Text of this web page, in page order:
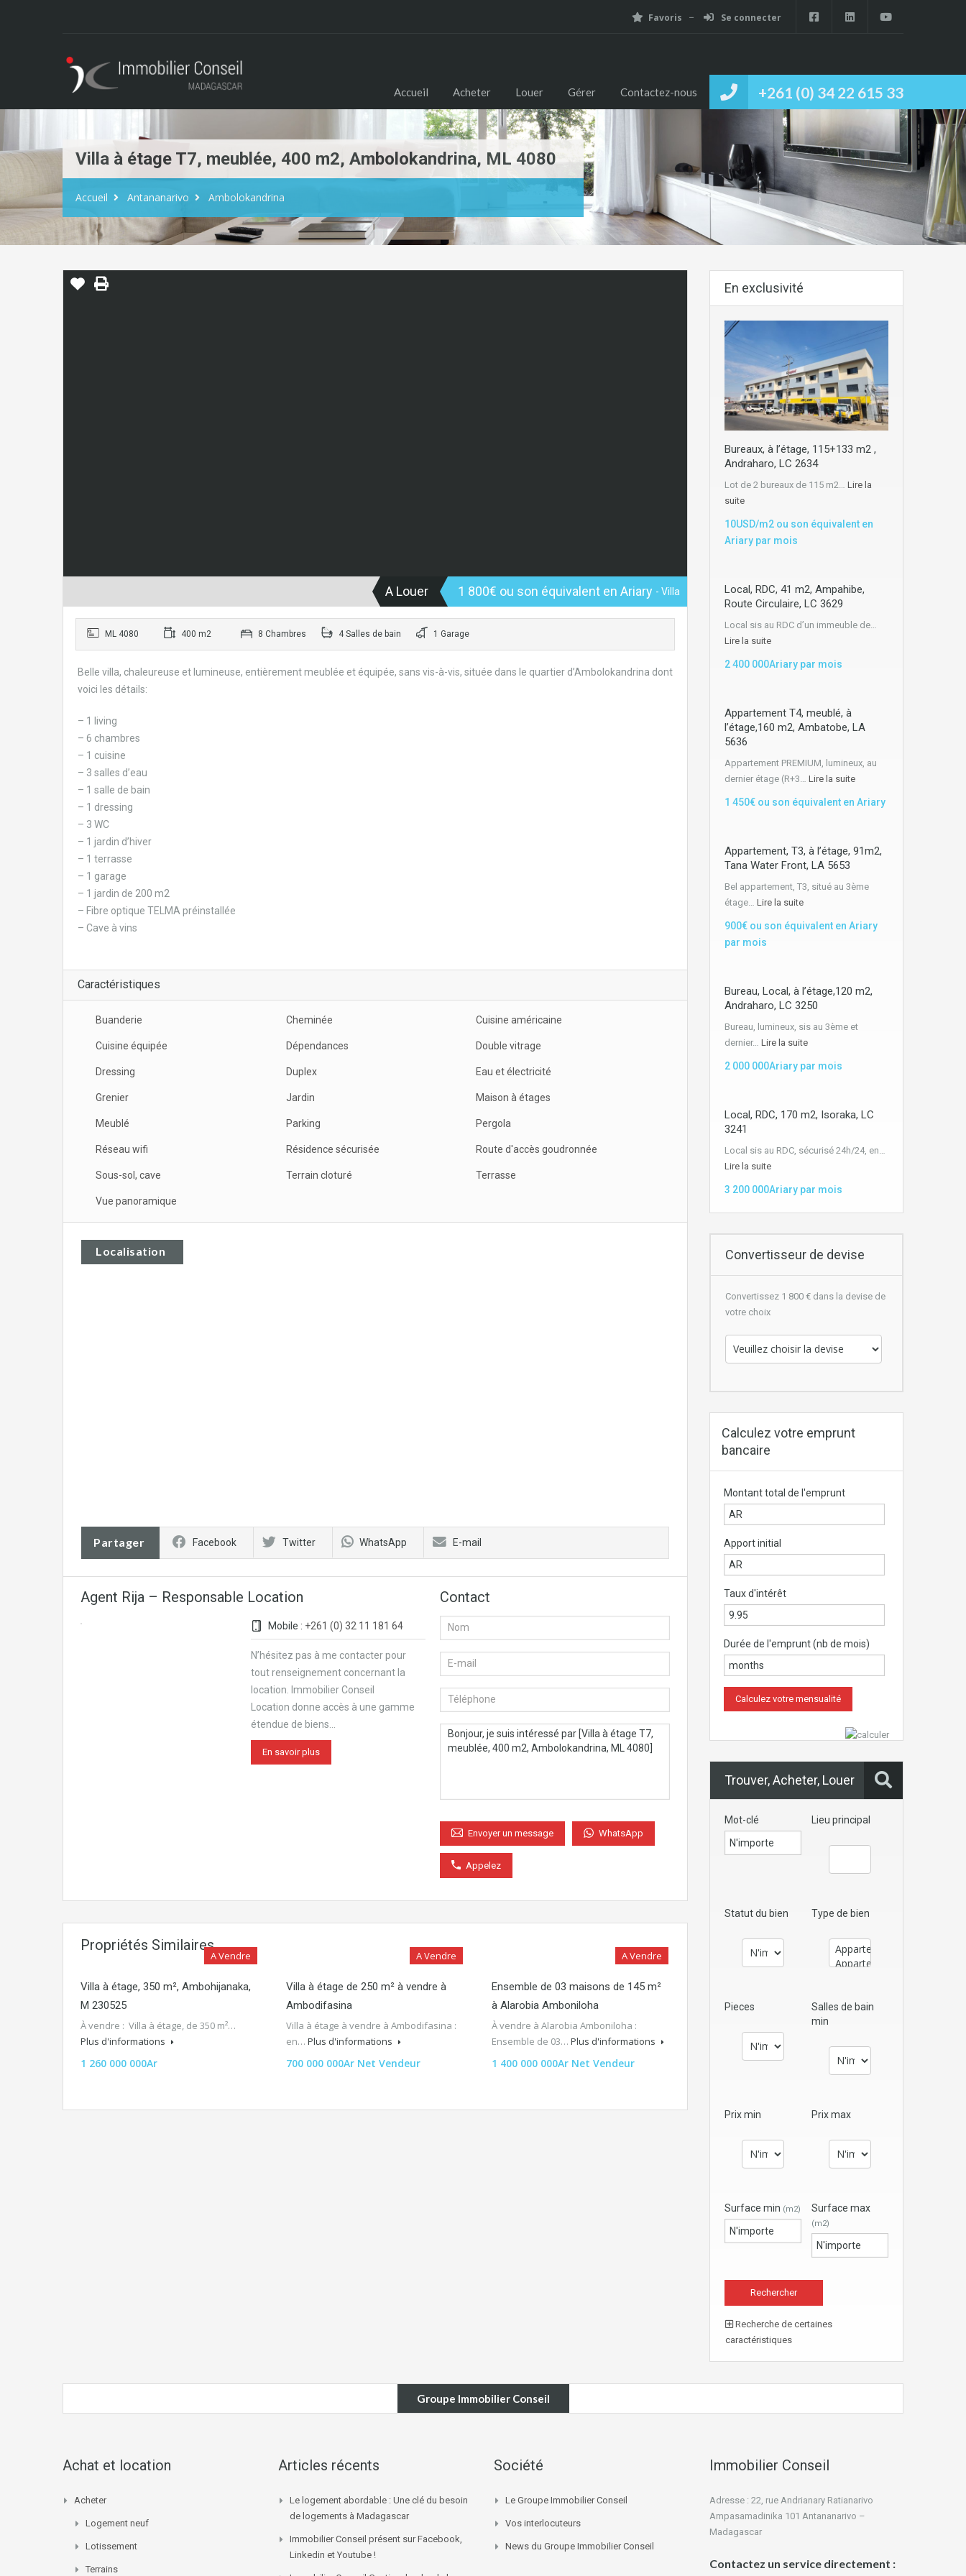
Favoris Se connecter
+261 (0) 34 22 615 33
Accueil Acheter Louer Gérer Contactez-nous
Villa à étage T7, meublée, 400 m2, Ambolokandrina, ML 4080
Accueil Antananarivo Ambolokandrina
A Louer 1 800€ ou son équivalent en Ariary - Villa
ML 4080 400 m2 8 Chambres 4 Salles de bain 1 Garage
Belle villa, chaleureuse et lumineuse, entièrement meublée et équipée, sans vis-à-vis, située dans le quartier d’Ambolokandrina dont
voici les détails:
– 1 living
– 6 chambres
– 1 cuisine
– 3 salles d’eau
– 1 salle de bain
– 1 dressing
– 3 WC
– 1 jardin d’hiver
– 1 terrasse
– 1 garage
– 1 jardin de 200 m2
– Fibre optique TELMA préinstallée
– Cave à vins
Caractéristiques
Buanderie Cheminée Cuisine américaine
Cuisine équipée Dépendances Double vitrage
Dressing Duplex Eau et électricité
Grenier Jardin Maison à étages
Meublé Parking Pergola
Réseau wifi Résidence sécurisée Route d'accès goudronnée
Sous-sol, cave Terrain cloturé Terrasse
Vue panoramique
Localisation
Partager Facebook Twitter WhatsApp E-mail
Agent Rija – Responsable Location
Mobile : +261 (0) 32 11 181 64
N’hésitez pas à me contacter pour
tout renseignement concernant la
location. Immobilier Conseil
Location donne accès à une gamme
étendue de biens…
En savoir plus
Contact
Envoyer un message WhatsApp
Appelez
Propriétés Similaires
A Vendre
Villa à étage, 350 m², Ambohijanaka,
M 230525
À vendre : Villa à étage, de 350 m²…
Plus d'informations
1 260 000 000Ar
A Vendre
Villa à étage de 250 m² à vendre à
Ambodifasina
Villa à étage à vendre à Ambodifasina :
en… Plus d'informations
700 000 000Ar Net Vendeur
A Vendre
Ensemble de 03 maisons de 145 m²
à Alarobia Amboniloha
À vendre à Alarobia Amboniloha :
Ensemble de 03… Plus d'informations
1 400 000 000Ar Net Vendeur
En exclusivité
Bureaux, à l’étage, 115+133 m2 ,
Andraharo, LC 2634
Lot de 2 bureaux de 115 m2… Lire la
suite
10USD/m2 ou son équivalent en
Ariary par mois
Local, RDC, 41 m2, Ampahibe,
Route Circulaire, LC 3629
Local sis au RDC d’un immeuble de…
Lire la suite
2 400 000Ariary par mois
Appartement T4, meublé, à
l’étage,160 m2, Ambatobe, LA
5636
Appartement PREMIUM, lumineux, au
dernier étage (R+3… Lire la suite
1 450€ ou son équivalent en Ariary
Appartement, T3, à l’étage, 91m2,
Tana Water Front, LA 5653
Bel appartement, T3, situé au 3ème
étage… Lire la suite
900€ ou son équivalent en Ariary
par mois
Bureau, Local, à l’étage,120 m2,
Andraharo, LC 3250
Bureau, lumineux, sis au 3ème et
dernier… Lire la suite
2 000 000Ariary par mois
Local, RDC, 170 m2, Isoraka, LC
3241
Local sis au RDC, sécurisé 24h/24, en…
Lire la suite
3 200 000Ariary par mois
Convertisseur de devise
Convertissez 1 800 € dans la devise de
votre choix
Calculez votre emprunt
bancaire
Montant total de l'emprunt
Apport initial
Taux d'intérêt
Durée de l'emprunt (nb de mois)
Trouver, Acheter, Louer
Mot-clé Lieu principal
Statut du bien Type de bien
Pieces
Salles de bain
min
Prix min Prix max
Surface min (m2) Surface max
(m2)
Recherche de certaines
caractéristiques
Groupe Immobilier Conseil
Achat et location
Acheter
Logement neuf
Lotissement
Terrains
Articles récents
Le logement abordable : Une clé du besoin
de logements à Madagascar
Immobilier Conseil présent sur Facebook,
Linkedin et Youtube !
Société
Le Groupe Immobilier Conseil
Vos interlocuteurs
News du Groupe Immobilier Conseil
Immobilier Conseil
Adresse : 22, rue Andrianary Ratianarivo
Ampasamadinika 101 Antananarivo –
Madagascar
Contactez un service directement :